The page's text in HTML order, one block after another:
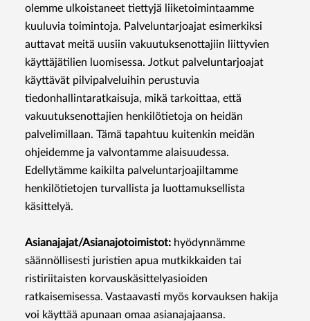
olemme ulkoistaneet tiettyjä liiketoimintaamme
kuuluvia toimintoja. Palveluntarjoajat esimerkiksi
auttavat meitä uusiin vakuutuksenottajiin liittyvien
käyttäjätilien luomisessa. Jotkut palveluntarjoajat
käyttävät pilvipalveluihin perustuvia
tiedonhallintaratkaisuja, mikä tarkoittaa, että
vakuutuksenottajien henkilötietoja on heidän
palvelimillaan. Tämä tapahtuu kuitenkin meidän
ohjeidemme ja valvontamme alaisuudessa.
Edellytämme kaikilta palveluntarjoajiltamme
henkilötietojen turvallista ja luottamuksellista
käsittelyä.
Asianajajat/Asianajotoimistot: hyödynnämme
säännöllisesti juristien apua mutkikkaiden tai
ristiriitaisten korvauskäsittelyasioiden
ratkaisemisessa. Vastaavasti myös korvauksen hakija
voi käyttää apunaan omaa asianajajaansa.